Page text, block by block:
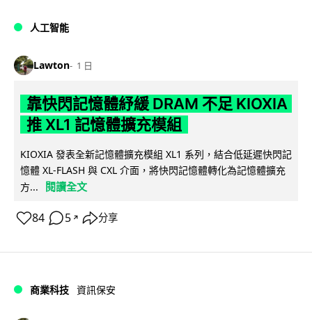
人工智能
Lawton 1 日
靠快閃記憶體紓緩 DRAM 不足 KIOXIA
推 XL1 記憶體擴充模組
KIOXIA 發表全新記憶體擴充模組 XL1 系列，結合低延遲快閃記
憶體 XL-FLASH 與 CXL 介面，將快閃記憶體轉化為記憶體擴充
方...
閱讀全文
84 5 ↗ 分享
商業科技 資訊保安